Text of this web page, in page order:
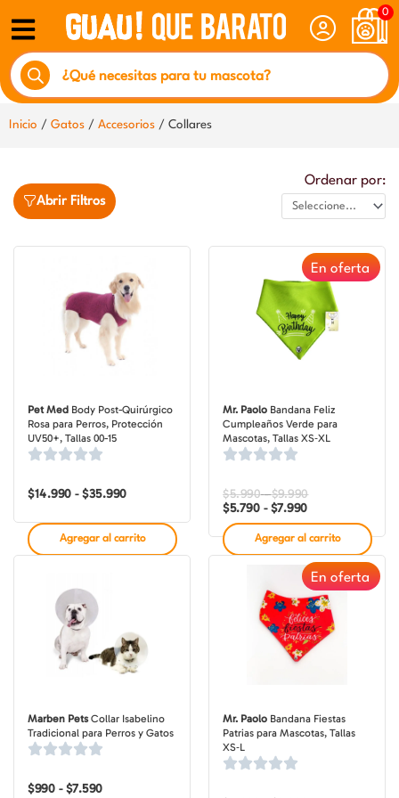
contenido
0
Búsqueda
de
productos
Inicio / Gatos / Accesorios / Collares
Abrir Filtros
Ordenar por:
Pet Med Body Post-Quirúrgico
Rosa para Perros, Protección
UV50+, Tallas 00-15
$14.990 - $35.990Rango
precios:
desde
$14.990
hasta
Agregar al carrito
Mr. Paolo Bandana Feliz
Cumpleaños Verde para
Mascotas, Tallas XS‑XL
En oferta
$5.990 - $9.990Rango
desde
$5.990
hasta
$9.990
$5.790 - $7.990
Rango
de
desde
$5.790
hasta
$7.990
Agregar al carrito
Marben PetsCollar Isabelino
Tradicional para Perros y Gatos
$990 - $7.590Rango
Mr. Paolo Bandana Fiestas
Patrias para Mascotas, Tallas
XS‑L
En oferta